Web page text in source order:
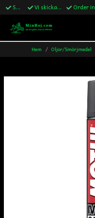
Snabba leveranser Vi skickar till Sverige,Danmark & Finland Order innan kl.13 skickas samma vardag
Hem Oljor/Smörjmedel